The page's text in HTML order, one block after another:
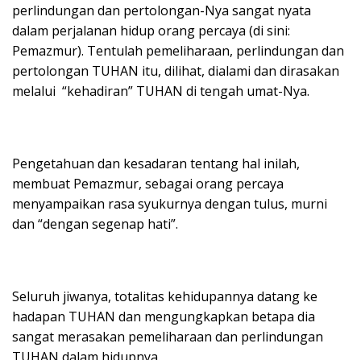
perlindungan dan pertolongan-Nya sangat nyata
dalam perjalanan hidup orang percaya (di sini:
Pemazmur). Tentulah pemeliharaan, perlindungan dan
pertolongan TUHAN itu, dilihat, dialami dan dirasakan
melalui “kehadiran” TUHAN di tengah umat-Nya.
Pengetahuan dan kesadaran tentang hal inilah,
membuat Pemazmur, sebagai orang percaya
menyampaikan rasa syukurnya dengan tulus, murni
dan “dengan segenap hati”.
Seluruh jiwanya, totalitas kehidupannya datang ke
hadapan TUHAN dan mengungkapkan betapa dia
sangat merasakan pemeliharaan dan perlindungan